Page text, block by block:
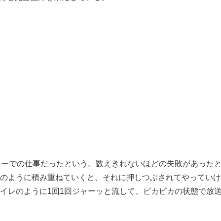
の仕事だったという。数えきれないほどの失敗があった
ように積み重ねていくと、それに押しつぶされてやってい
レのように1回1回ジャーッと流して、ピカピカの状態で放